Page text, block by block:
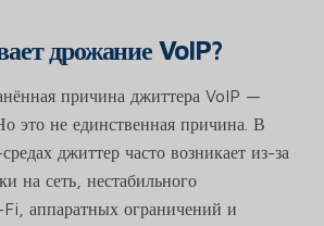
дрожание VoIP?
причина джиттера VoIP —
это не единственная причина. В
джиттер часто возникает из-за
на сеть, нестабильного
аппаратных ограничений и